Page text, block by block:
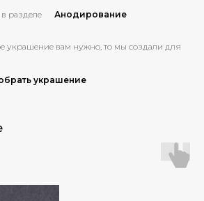
разделе Анодирование
украшение вам нужно, то мы создали для
украшение